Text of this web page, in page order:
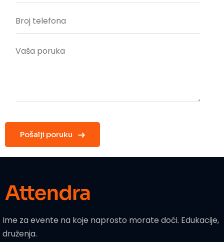
Fax
Ime za evente na koje naprosto morate doći. Edukacije,
druženja.